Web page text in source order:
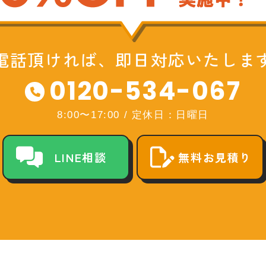
話頂ければ、即日対応いたしま
0120-534-067
8:00〜17:00 / 定休日：日曜日
LINE相談 無料お見積り